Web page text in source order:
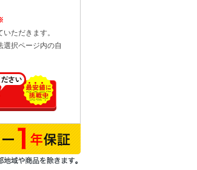
ただきます。
選択ページ内の自